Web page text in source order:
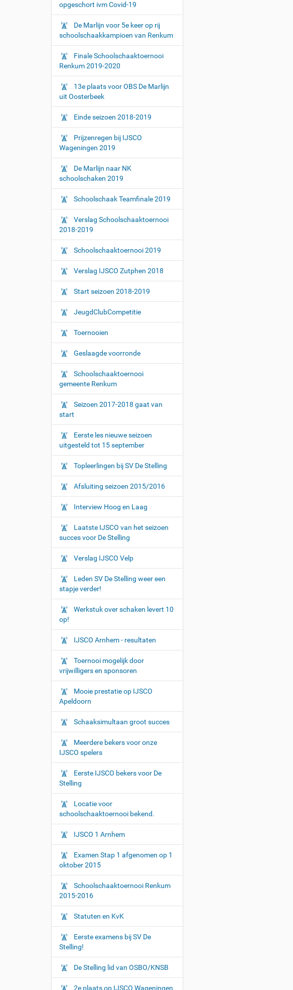
opgeschort ivm Covid-19
De Marlijn voor 5e keer op rij
schoolschaakkampioen van Renkum
Finale Schoolschaaktoernooi
Renkum 2019-2020
13e plaats voor OBS De Marlijn
uit Oosterbeek
Einde seizoen 2018-2019
Prijzenregen bij IJSCO
Wageningen 2019
De Marlijn naar NK
schoolschaken 2019
Schoolschaak Teamfinale 2019
Verslag Schoolschaaktoernooi
2018-2019
Schoolschaaktoernooi 2019
Verslag IJSCO Zutphen 2018
Start seizoen 2018-2019
JeugdClubCompetitie
Toernooien
Geslaagde voorronde
Schoolschaaktoernooi
gemeente Renkum
Seizoen 2017-2018 gaat van
start
Eerste les nieuwe seizoen
uitgesteld tot 15 september
Topleerlingen bij SV De Stelling
Afsluiting seizoen 2015/2016
Interview Hoog en Laag
Laatste IJSCO van het seizoen
succes voor De Stelling
Verslag IJSCO Velp
Leden SV De Stelling weer een
stapje verder!
Werkstuk over schaken levert 10
op!
IJSCO Arnhem - resultaten
Toernooi mogelijk door
vrijwilligers en sponsoren
Mooie prestatie op IJSCO
Apeldoorn
Schaaksimultaan groot succes
Meerdere bekers voor onze
IJSCO spelers
Eerste IJSCO bekers voor De
Stelling
Locatie voor
schoolschaaktoernooi bekend.
IJSCO 1 Arnhem
Examen Stap 1 afgenomen op 1
oktober 2015
Schoolschaaktoernooi Renkum
2015-2016
Statuten en KvK
Eerste examens bij SV De
Stelling!
De Stelling lid van OSBO/KNSB
2e plaats op IJSCO Wageningen